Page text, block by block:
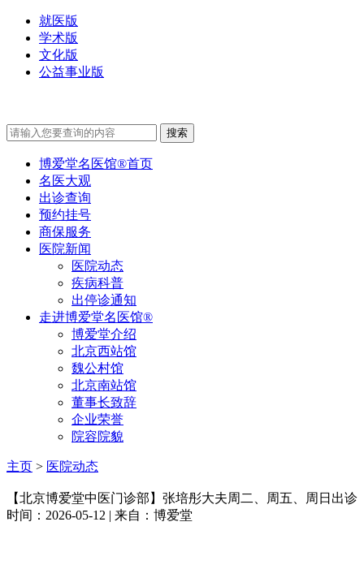
就医版
学术版
文化版
公益事业版
博爱堂名医馆®首页
名医大观
出诊查询
预约挂号
商保服务
医院新闻
医院动态
疾病科普
出停诊通知
走进博爱堂名医馆®
博爱堂介绍
北京西站馆
魏公村馆
北京南站馆
董事长致辞
企业荣誉
院容院貌
主页 > 医院动态
【北京博爱堂中医门诊部】张培彤大夫周二、周五、周日出诊
时间：2026-05-12 | 来自：博爱堂